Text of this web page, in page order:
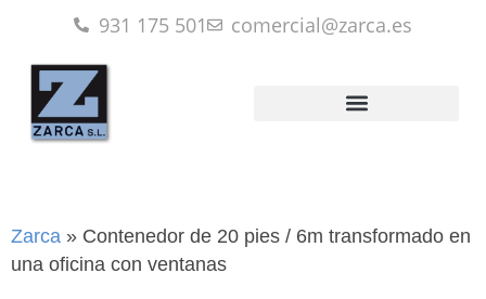
931 175 501 comercial@zarca.es
Zarca » Contenedor de 20 pies / 6m transformado en
una oficina con ventanas